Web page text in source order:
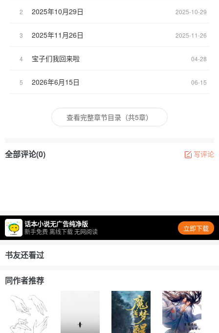
2 2025年10月29日 2025-10-29
3 2025年11月26日 2025-11-26
4 宝子们我回来啦 04-28
5 2026年6月15日 06-15
查看完整章节目录（共5章）
全部评论(0) 写评论
话本小说无广告纯净版
新手免费 离线下载 无网阅读 立即下载
书友还看过
同作者推荐